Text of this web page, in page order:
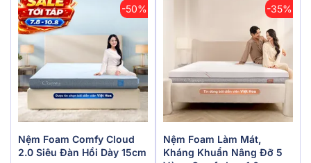
-50%
Nệm Foam Comfy Cloud
2.0 Siêu Đàn Hồi Dày 15cm
-35%
Nệm Foam Làm Mát,
Kháng Khuẩn Nâng Đỡ 5